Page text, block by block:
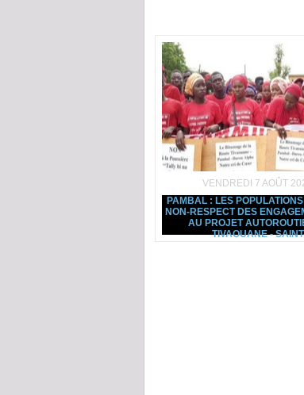
VENDREDI 7 AOÛT
PAMBAL : LES
NON-RESPECT DES
AU PROJET
TIVAOUANE -